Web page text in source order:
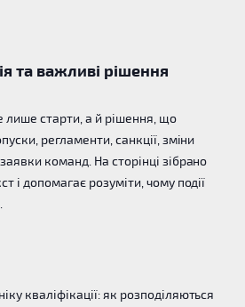
та важливі рішення
лише старти, а й рішення, що
регламенти, санкції, зміни
команд. На сторінці зібрано
і допомагає розуміти, чому події
кваліфікації: як розподіляються